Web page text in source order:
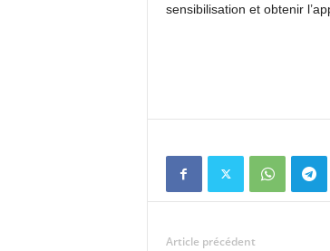
sensibilisation et obtenir
Article précédent